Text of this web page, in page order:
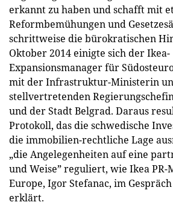
erkannt zu haben und schafft mit
Reformbemühungen und
schrittweise die bürokratischen
Oktober 2014 einigte sich der Ikea-
Expansionsmanager für
mit der Infrastruktur-Ministerin
stellvertretenden
und der Stadt Belgrad. Daraus
Protokoll, das die schwedische
die immobilien-rechtliche Lage
„die Angelegenheiten auf eine
und Weise” reguliert, wie Ikea PR-
Europe, Igor Stefanac, im
erklärt.